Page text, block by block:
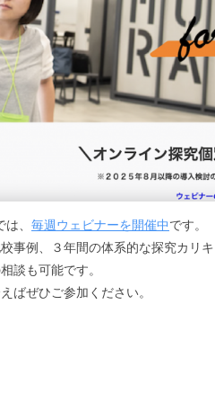
、 毎週ウェビナーを開催中です。
事例、３年間の体系的な探究カリ
談も可能です。
ばぜひご参加ください。